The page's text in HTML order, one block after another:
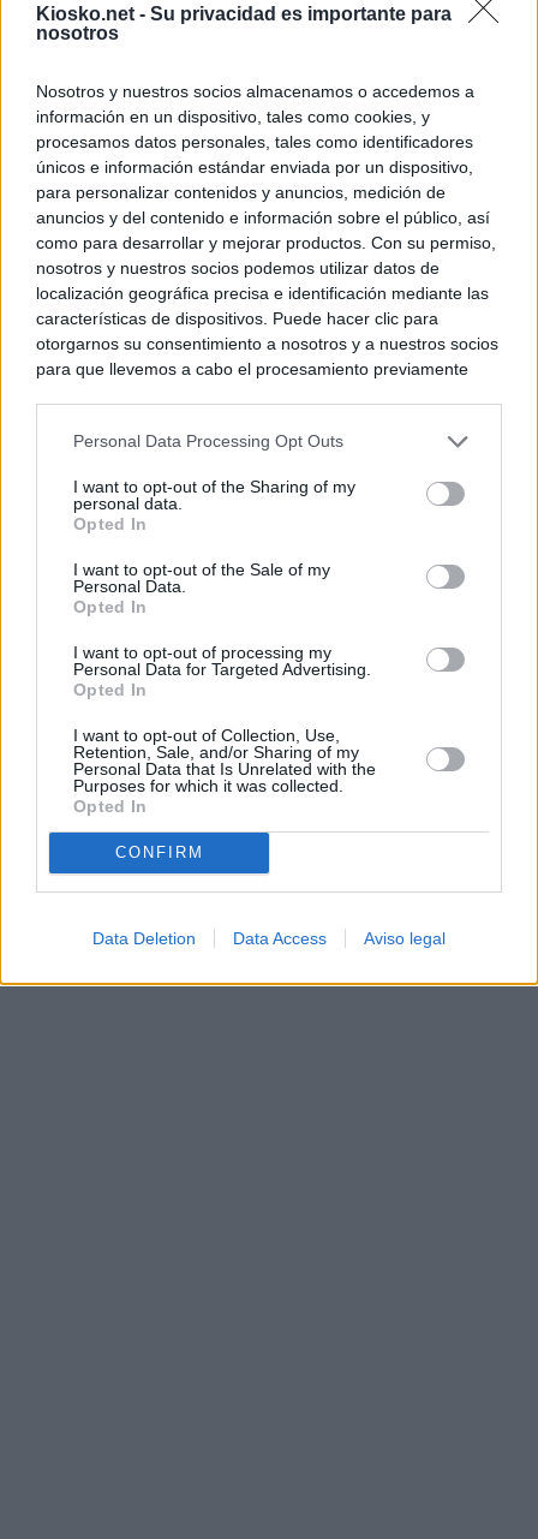
Kiosko.net - Su privacidad es importante para
nosotros
Nosotros y nuestros socios almacenamos o accedemos a
información en un dispositivo, tales como cookies, y
procesamos datos personales, tales como identificadores
únicos e información estándar enviada por un dispositivo,
para personalizar contenidos y anuncios, medición de
anuncios y del contenido e información sobre el público, así
como para desarrollar y mejorar productos. Con su permiso,
nosotros y nuestros socios podemos utilizar datos de
localización geográfica precisa e identificación mediante las
características de dispositivos. Puede hacer clic para
otorgarnos su consentimiento a nosotros y a nuestros socios
para que llevemos a cabo el procesamiento previamente
negar su consentimiento. Tenga en cuenta que algún
de su consentimiento, pero usted tiene el derecho de
rechazar tal procesamiento. Sus preferencias se aplicarán
cualquier momento entrando de nuevo en este sitio web o
visitando nuestra política de privacidad.
Personal Data Processing Opt Outs
I want to opt-out of the Sharing of my
personal data.
Opted In
I want to opt-out of the Sale of my
Personal Data.
Opted In
I want to opt-out of processing my
Personal Data for Targeted Advertising.
Opted In
I want to opt-out of Collection, Use,
Retention, Sale, and/or Sharing of my
Personal Data that Is Unrelated with the
Purposes for which it was collected.
Opted In
CONFIRM
Data Deletion Data Access Aviso legal